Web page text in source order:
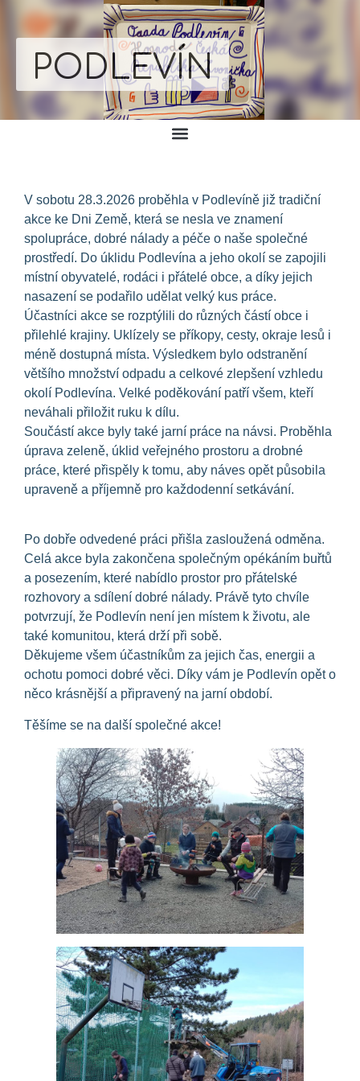
PODLEVÍN
V sobotu 28.3.2026 proběhla v Podlevíně již tradiční
akce ke Dni Země, která se nesla ve znamení
spolupráce, dobré nálady a péče o naše společné
prostředí. Do úklidu Podlevína a jeho okolí se zapojili
místní obyvatelé, rodáci i přátelé obce, a díky jejich
nasazení se podařilo udělat velký kus práce.
Účastníci akce se rozptýlili do různých částí obce i
přilehlé krajiny. Uklízely se příkopy, cesty, okraje lesů i
méně dostupná místa. Výsledkem bylo odstranění
většího množství odpadu a celkové zlepšení vzhledu
okolí Podlevína. Velké poděkování patří všem, kteří
neváhali přiložit ruku k dílu.
Součástí akce byly také jarní práce na návsi. Proběhla
úprava zeleně, úklid veřejného prostoru a drobné
práce, které přispěly k tomu, aby náves opět působila
upraveně a příjemně pro každodenní setkávání.
Po dobře odvedené práci přišla zasloužená odměna.
Celá akce byla zakončena společným opékáním buřtů
a posezením, které nabídlo prostor pro přátelské
rozhovory a sdílení dobré nálady. Právě tyto chvíle
potvrzují, že Podlevín není jen místem k životu, ale
také komunitou, která drží při sobě.
Děkujeme všem účastníkům za jejich čas, energii a
ochotu pomoci dobré věci. Díky vám je Podlevín opět o
něco krásnější a připravený na jarní období.
Těšíme se na další společné akce!